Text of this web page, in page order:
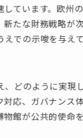
ています。欧州
たな財務戦略が
えでの示唆を与
どのように実現
応、ガバナンス
館が公共的使命